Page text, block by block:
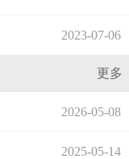
2023-07-06
更多
2026-05-08
2025-05-14